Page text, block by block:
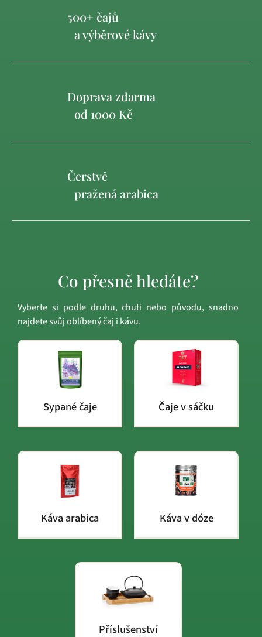
500+ čajů
a výběrové kávy
Doprava zdarma
od 1000 Kč
Čerstvě
pražená arabica
Co přesně hledáte?
Vyberte si podle druhu, chuti nebo původu, snadno
najdete svůj oblíbený čaj i kávu.
Sypané čaje Čaje v sáčku
Káva arabica Káva v dóze
Příslušenství